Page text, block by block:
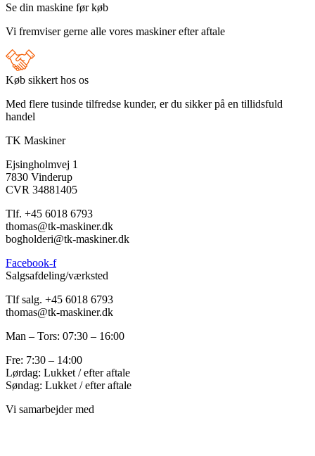
Se din maskine før køb
Vi fremviser gerne alle vores maskiner efter aftale
Køb sikkert hos os
Med flere tusinde tilfredse kunder, er du sikker på en tillidsfuld
handel
TK Maskiner
Ejsingholmvej 1
7830 Vinderup
CVR 34881405
​Tlf. +45 6018 6793
thomas@tk-maskiner.dk
bogholderi@tk-maskiner.dk
Facebook-f
Salgsafdeling/værksted
Tlf salg. +45 6018 6793
thomas@tk-maskiner.dk
Man – Tors: 07:30 – 16:00
Fre: 7:30 – 14:00
Lørdag: Lukket / efter aftale
Søndag: Lukket / efter aftale
Vi samarbejder med